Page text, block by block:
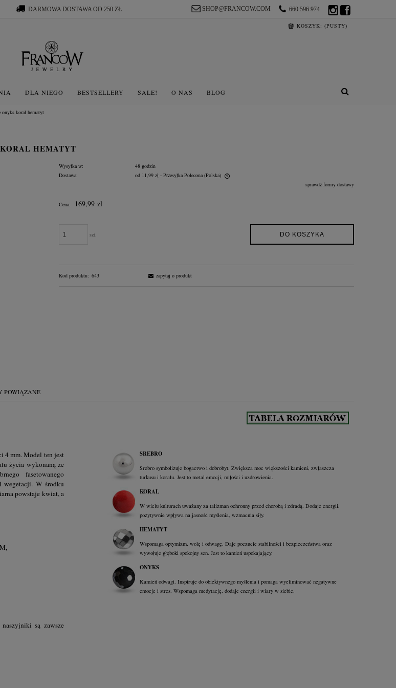
DARMOWA DOSTAWA OD 250 ZŁ 660 596 974
SHOP@FRANCOW.COM
KOSZYK: (PUSTY)
DLA NIEGO BESTSELLERY SALE! O NAS BLOG
onyks koral hematyt
HEMATYT
Wysyłka w:
48 godzin
Dostawa:
od 11,99 zł - Przesyłka Polecona (Polska)
płatności
sprawdź formy dostawy
Cena: 169,99 zł
szt. DO KOSZYKA
Kod produktu: 643 zapytaj o produkt
POWIĄZANE
4 mm. Model ten jest
życia wykonaną ze
fasetowanego
wegetacji. W środku
powstaje kwiat, a
naszyjniki są zawsze
SREBRO
Srebro symbolizuje bogactwo i dobrobyt. Zwiększa moc większości kamieni, zwłaszcza
turkusu i koralu. Jest to metal emocji, miłości i uzdrowienia.
KORAL
W wielu kulturach uważany za talizman ochronny przed chorobą i zdradą. Dodaje energii,
pozytywnie wpływa na jasność myślenia, wzmacnia siły.
HEMATYT
Wspomaga optymizm, wolę i odwagę. Daje poczucie stabilności i bezpieczeństwa oraz
wywołuje głęboki spokojny sen. Jest to kamień uspokajający.
ONYKS
Kamień odwagi. Inspiruje do obiektywnego myślenia i pomaga wyeliminować negatywne
emocje i stres. Wspomaga medytację, dodaje energii i wiary w siebie.